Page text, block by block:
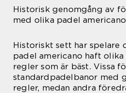
Historisk genomgång av
med olika padel
Historiskt sett har spelare
padel americano haft
regler som är bäst. Vissa
standardpadelbanor med
regler, medan andra